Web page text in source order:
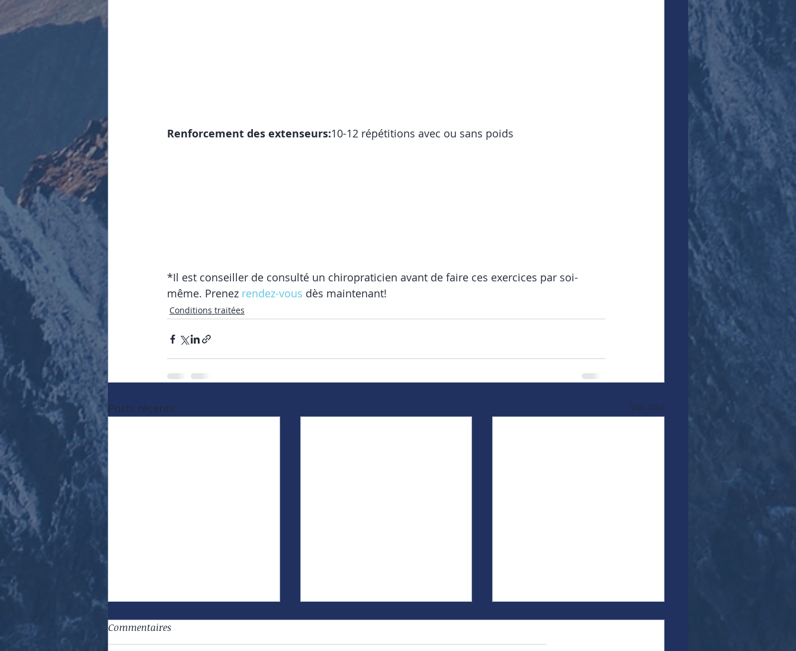
Renforcement des extenseurs:10-12 répétitions avec ou sans poids
*Il est conseiller de consulté un chiropraticien avant de faire ces exercices par soi-
même. Prenez rendez-vous dès maintenant!
Conditions traitées
Posts récents Voir tout
Commentaires